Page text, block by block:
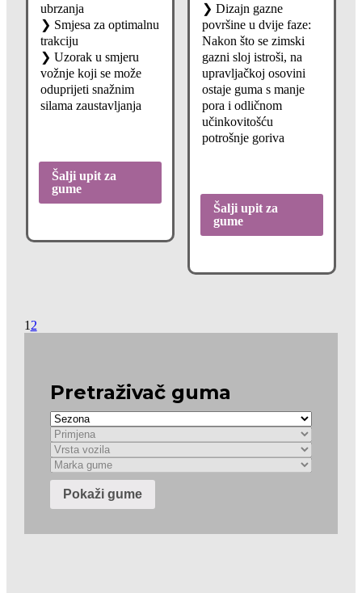
ubrzanja
❯ Smjesa za optimalnu
trakciju
❯ Uzorak u smjeru
vožnje koji se može
oduprijeti snažnim
silama zaustavljanja
Šalji upit za
gume
❯ Dizajn gazne
površine u dvije faze:
Nakon što se zimski
gazni sloj istroši, na
upravljačkoj osovini
ostaje guma s manje
pora i odličnom
učinkovitošću
potrošnje goriva
Šalji upit za
gume
1 2
Pretraživač guma
Pokaži gume